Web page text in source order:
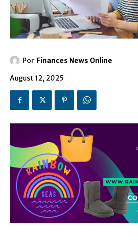
Por Finances News Online
August 12, 2025